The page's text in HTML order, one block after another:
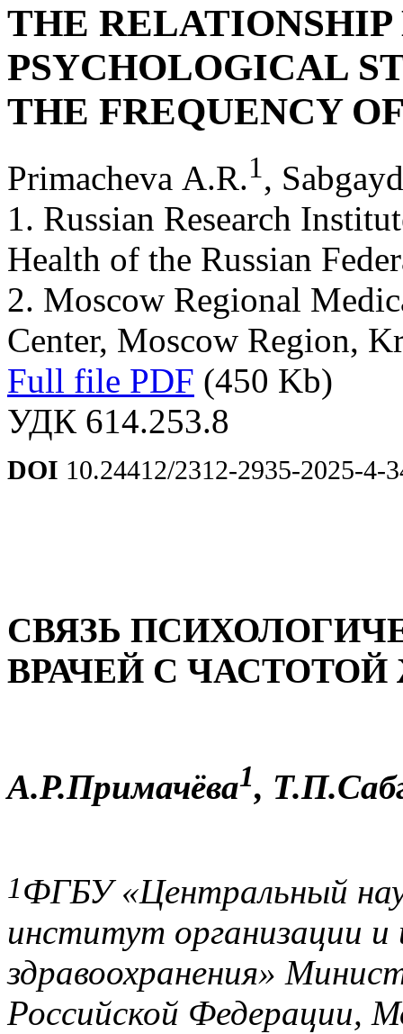
THE
PSYCHOLOGICAL
THE FREQUENCY
Primacheva А.R.1,
1. Russian Research
Health of the Russian
2. Moscow Regional
Center, Moscow Region,
Full file PDF (450 Kb)
УДК 614.253.8
DOI 10.24412/2312-2935-2025-4-
СВЯЗЬ
ВРАЧЕЙ С
А.Р.Примачёва1,
1ФГБУ «Центральный
институт организации
здравоохранения»
Российской Федерации,